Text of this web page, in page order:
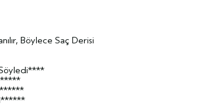
Böylece Saç Derisi
Söyledi****